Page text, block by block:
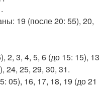
19 (после 20: 55), 20,
2, 3, 4, 5, 6 (до 15: 15), 13
24, 25, 29, 30, 31.
05), 16, 17, 18, 19 (до 21